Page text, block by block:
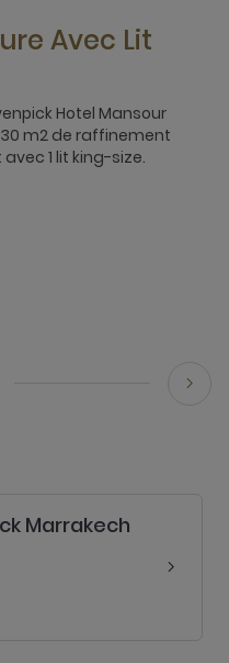
Avec Lit
Hotel Mansour
m2 de raffinement
1 lit king-size.
Marrakech